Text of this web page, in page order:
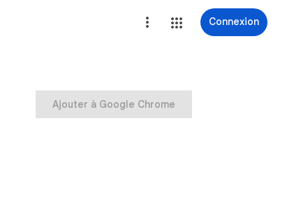
Connexion
Ajouter à Google Chrome